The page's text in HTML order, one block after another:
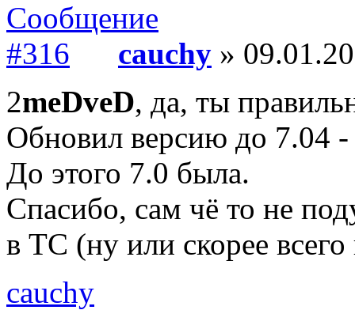
cauchy »
2meDveD, да, ты
Обновил версию до 7.04 -
До этого 7.0 была.
Спасибо, сам чё то не
в ТС (ну или скорее
cauchy